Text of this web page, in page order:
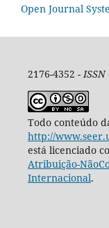
Open Journal
2176-4352 -ISSN
Todo conteúdo
http://
está licenciado
Atribuição-
Internacional.